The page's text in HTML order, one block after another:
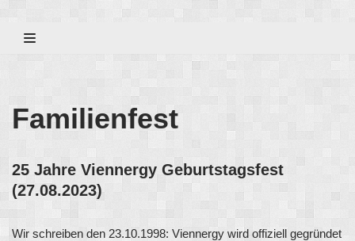
Zum
Familienfest
25 Jahre Viennergy Geburtstagsfest
(27.08.2023)
Wir schreiben den 23.10.1998: Viennergy wird offiziell gegründet